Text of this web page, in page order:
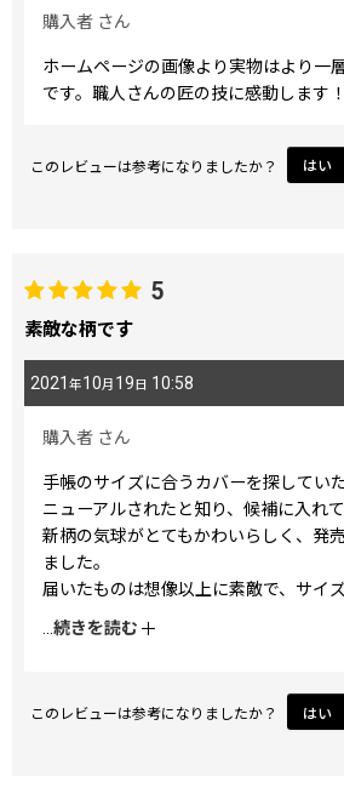
購入者 さん
ホームページの画像より実物はより一
です。職人さんの匠の技に感動します！
このレビューは参考になりましたか？ はい
5
素敵な柄です
2021 年10月 19 日 10:58
購入者 さん
手帳のサイズに合うカバーを探してい
ニューアルされたと知り、候補に入れて
新柄の気球がとてもかわいらしく、発
ました。
届いたものは想像以上に素敵で、サイ
来年から使う予定なのでとても楽しみで
...続きを読む
このレビューは参考になりましたか？ はい